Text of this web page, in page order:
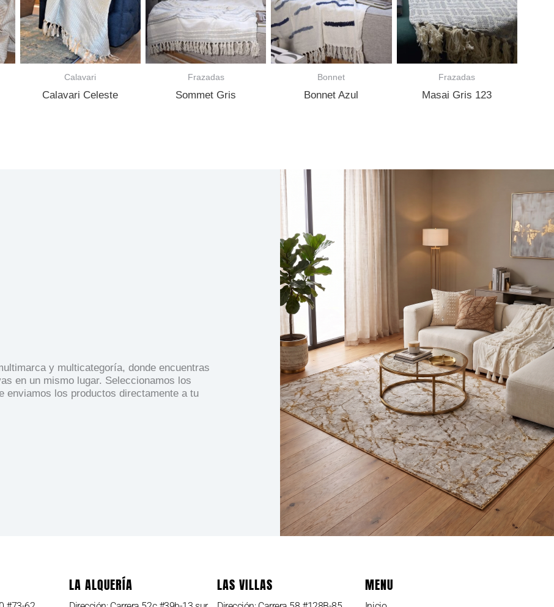
Calavari
Calavari Celeste
Frazadas
Sommet Gris
Bonnet
Bonnet Azul
Frazadas
Masai Gris 123
y multicategoría, donde encuentras
en un mismo lugar. Seleccionamos los
enviamos los productos directamente a tu
LA ALQUERÍA LAS VILLAS MENU